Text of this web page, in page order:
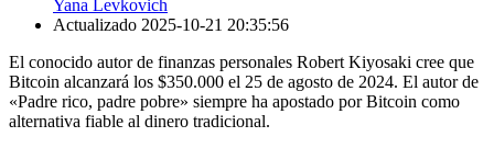
Yana Levkovich
Actualizado 2025-10-21 20:35:56
El conocido autor de finanzas personales Robert Kiyosaki cree que
Bitcoin alcanzará los $350.000 el 25 de agosto de 2024. El autor de
«Padre rico, padre pobre» siempre ha apostado por Bitcoin como
alternativa fiable al dinero tradicional.